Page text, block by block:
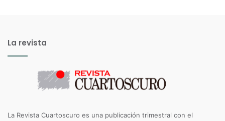
La revista
La Revista Cuartoscuro es una publicación trimestral con el